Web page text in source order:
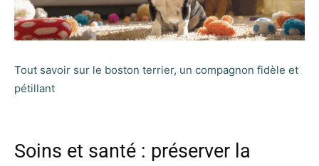
Tout savoir sur le boston terrier, un compagnon fidèle et
pétillant
Soins et santé : préserver la